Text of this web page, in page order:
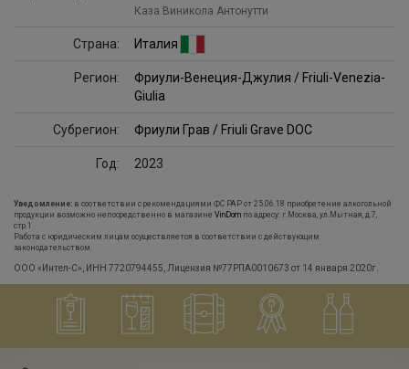
Каза Виникола Антонутти
Страна: Италия
Регион:
Фриули-Венеция-Джулия / Friuli-Venezia-
Giulia
Субрегион: Фриули Грав / Friuli Grave DOC
Год: 2023
Уведомление: в соответствии с рекомендациями ФС РАР от 25.06.18 приобретение алкогольной
продукции возможно непосредственно в магазине VinDom по адресу: г.Москва, ул.Мытная, д.7,
стр.1
Работа с юридическим лицам осуществляется в соответствии с действующим
законодательством.
ООО «Интел-С», ИНН 7720794455, Лицензия №77РПА0010673 от 14 января 2020г.